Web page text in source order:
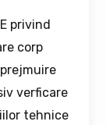
privind
corp
verficare
tehnice